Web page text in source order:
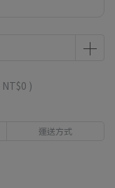
NT$0 )
運送方式